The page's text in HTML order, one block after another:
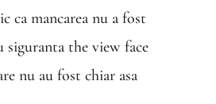
ca mancarea nu a fost
siguranta the view face
nu au fost chiar asa